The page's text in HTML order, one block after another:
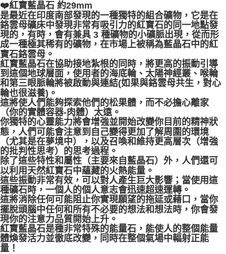
❤️紅寶藍晶石 約29mm
是最近在印度南部發現的一種獨特的組合礦物，它是在
鉻雲母礦床中發現非常有吸引力的紅寶石的同一地點發
現的，有時，會有兼具 3 種礦物的小礦脈出現，從而形
成一種極其稀有的礦物，在市場上被稱為藍晶石中的紅
寶石鉻雲母。
紅寶藍晶石在協助接地紮根的同時，將更高的振動引導
到這個地球層面，使用者的海底輪、太陽神經叢、喉輪
和第三眼脈輪將被啟動與連結(如果與鉻雲母共生，對心
輪也很滋養)。
這將使人們能夠探索他們的松果體，而不必擔心離家
（你的實體容器-肉體）太遠。
你獨特的心靈能力將會增強並開始改變你目前的精神狀
態，人們可能會注意到自己變得更加了解周圍的環境
（尤其是在夢境中），以及召喚和維持更高層次（增強
的批判性思考）的思考過程。
除了這些特性和屬性（主要來自藍晶石）外，人們還可
以利用天然紅寶石中蘊藏的火熱能量。
這些振動非常有效，可以對人產生巨大影響；當使用這
種礦石時，一個人的個人意志會迅速超速運轉。
這將消除任何可能阻止你實現願望的拖延或藉口，當你
擺脫頭腦中任何和所有不必要的想法和想法時，你會發
現你的注意力品質開始上升。
紅寶藍晶石是種非常特殊的能量石，能使人的整個能量
體煥發活力並徹底改變，同時在整個氣場中輻射正能
量！